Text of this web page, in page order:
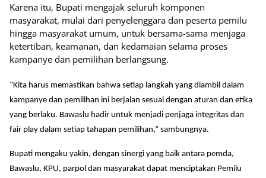
Karena itu, Bupati mengajak seluruh komponen
masyarakat, mulai dari penyelenggara dan peserta pemilu
hingga masyarakat umum, untuk bersama-sama menjaga
ketertiban, keamanan, dan kedamaian selama proses
kampanye dan pemilihan berlangsung.
“Kita harus memastikan bahwa setiap langkah yang diambil dalam
kampanye dan pemilihan ini berjalan sesuai dengan aturan dan etika
yang berlaku. Bawaslu hadir untuk menjadi penjaga integritas dan
fair play dalam setiap tahapan pemilihan,” sambungnya.
Bupati mengaku yakin, dengan sinergi yang baik antara pemda,
Bawaslu, KPU, parpol dan masyarakat dapat menciptakan Pemilu